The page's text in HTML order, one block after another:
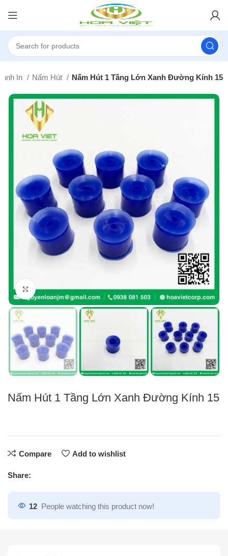
In Nấm Hút Nấm Hút 1 Tầng Lớn Xanh Đường Kính 15
Click to enlarge
Nấm Hút 1 Tầng Lớn Xanh Đường Kính 15
Compare Add to wishlist
Share:
12 People watching this product now!